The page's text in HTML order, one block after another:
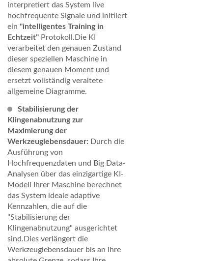
interpretiert das System live
hochfrequente Signale und initiiert
ein "intelligentes Training in
Echtzeit" Protokoll.Die KI
verarbeitet den genauen Zustand
dieser speziellen Maschine in
diesem genauen Moment und
ersetzt vollständig veraltete
allgemeine Diagramme.
Stabilisierung der
Klingenabnutzung zur
Maximierung der
Werkzeuglebensdauer: Durch die
Ausführung von
Hochfrequenzdaten und Big Data-
Analysen über das einzigartige KI-
Modell Ihrer Maschine berechnet
das System ideale adaptive
Kennzahlen, die auf die
"Stabilisierung der
Klingenabnutzung" ausgerichtet
sind.Dies verlängert die
Werkzeuglebensdauer bis an ihre